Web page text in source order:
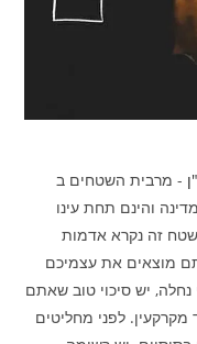
- מרבית השטחים ב
והינם תחת עינו
שטח זה נקרא אדמות
מוצאים את עצמיכם
יש סיכוי טוב שאתם
לפני מחליטים